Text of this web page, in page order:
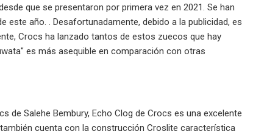
que se presentaron por primera vez en 2021. Se han
año. . Desafortunadamente, debido a la publicidad, es
Crocs ha lanzado tantos de estos zuecos que hay
es más asequible en comparación con otras
de Salehe Bembury, Echo Clog de Crocs es una excelente
cuenta con la construcción Croslite característica